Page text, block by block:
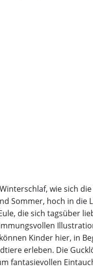
wie sich
Sommer, hoch in die
die sich tagsüber
Kinder hier, in
erleben. Die
fantasievollen